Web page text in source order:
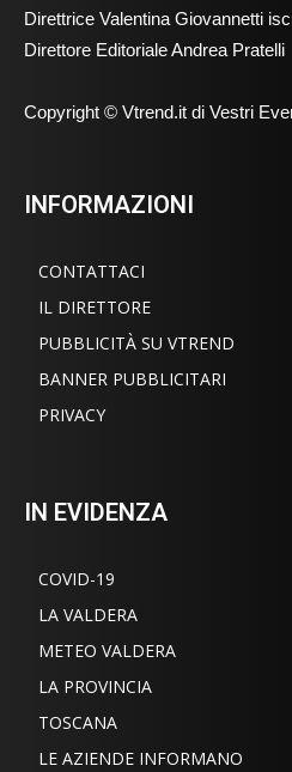
Direttrice Valentina Giovannetti
Direttore Editoriale Andrea Pratelli
Copyright © Vtrend.it di Vestri
INFORMAZIONI
CONTATTACI
IL DIRETTORE
PUBBLICITÀ SU VTREND
BANNER PUBBLICITARI
PRIVACY
IN EVIDENZA
COVID-19
LA VALDERA
METEO VALDERA
LA PROVINCIA
TOSCANA
LE AZIENDE INFORMANO